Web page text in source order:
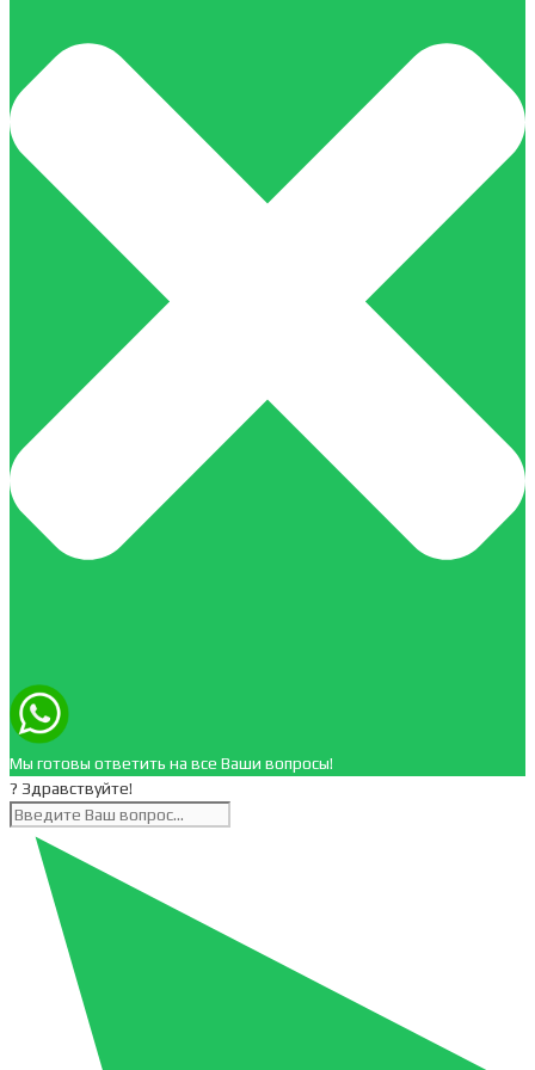
Мы готовы ответить на все Ваши вопросы!
? Здравствуйте!